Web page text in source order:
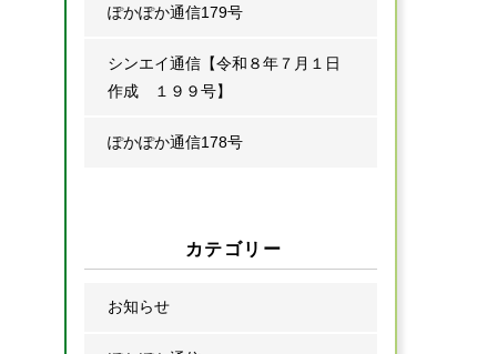
ぽかぽか通信179号
シンエイ通信【令和８年７月１日
作成 １９９号】
ぽかぽか通信178号
カテゴリー
お知らせ